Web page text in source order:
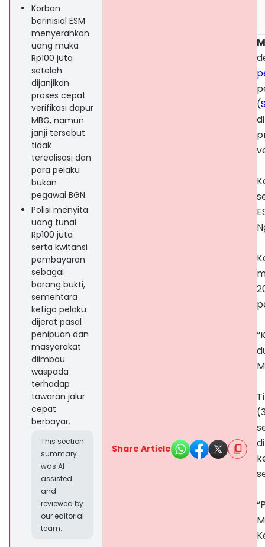
Korban
berinisial ESM
menyerahkan
uang muka
Rp100 juta
setelah
dijanjikan
proses cepat
verifikasi dapur
MBG, namun
janji tersebut
tidak
terealisasi dan
para pelaku
bukan
pegawai BGN.
Polisi menyita
uang tunai
Rp100 juta
serta kwitansi
pembayaran
sebagai
barang bukti,
sementara
ketiga pelaku
dijerat pasal
penipuan dan
masyarakat
diimbau
waspada
terhadap
tawaran jalur
cepat
berbayar.
This section
summary
was AI-
assisted
and
reviewed by
our editorial
team.
Share Article
(